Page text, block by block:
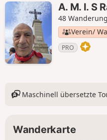
A. M. I. S
48
Verein/
PRO
Maschinell übersetzte
Wanderkarte